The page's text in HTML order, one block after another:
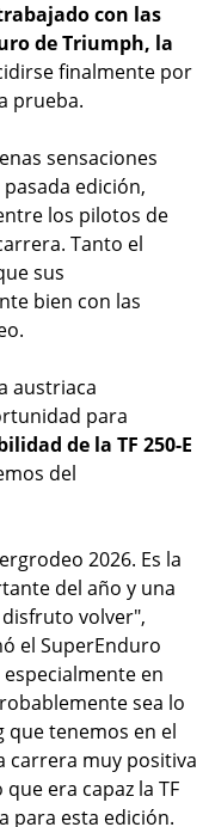
con las
de Triumph, la
finalmente por
prueba.
sensaciones
edición,
los pilotos de
Tanto el
sus
bien con las
austriaca
para
de la TF 250-E
del
2026. Es la
del año y una
volver",
el SuperEnduro
en
sea lo
que tenemos en el
carrera muy positiva
era capaz la TF
para esta edición.